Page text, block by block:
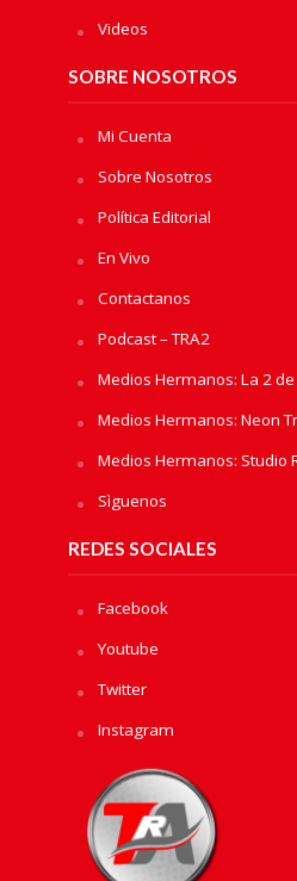
Videos
SOBRE NOSOTROS
Mi Cuenta
Sobre Nosotros
Política Editorial
En Vivo
Contactanos
Podcast – TRA2
Medios Hermanos: La 2 de
Medios Hermanos: Neon
Medios Hermanos: Studio
Sìguenos
REDES SOCIALES
Facebook
Youtube
Twitter
Instagram